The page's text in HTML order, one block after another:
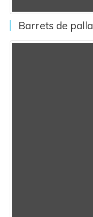
Barrets de palla